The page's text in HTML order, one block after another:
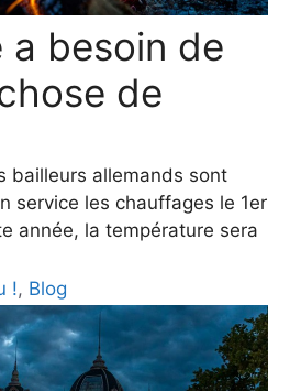
a besoin de
de
bailleurs allemands sont
service les chauffages le 1er
année, la température sera
!, Blog